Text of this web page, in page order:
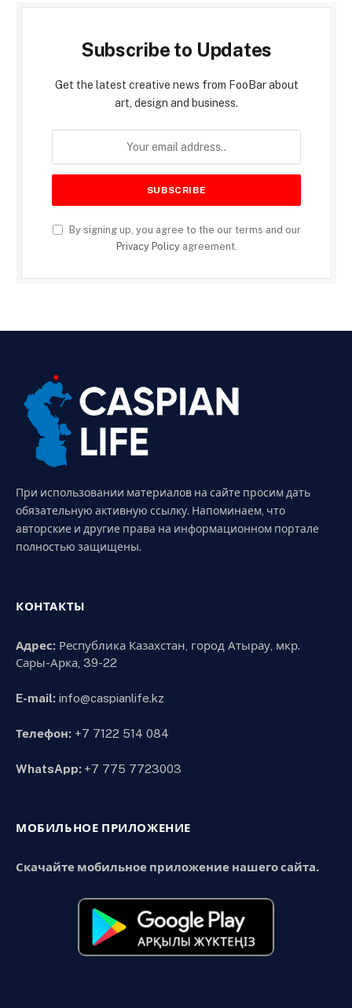
Subscribe to Updates
Get the latest creative news from FooBar about
art, design and business.
By signing up, you agree to the our terms and our
Privacy Policyagreement.
При использовании материалов на сайте просим дать
обязательную активную ссылку. Напоминаем, что
авторские и другие права на информационном портале
полностью защищены.
КОНТАКТЫ
Адрес: Республика Казахстан, город Атырау, мкр.
Сары-Арка, 39-22
E-mail: info@caspianlife.kz
Телефон: +7 7122 514 084
WhatsApp: +7 775 7723003
МОБИЛЬНОЕ ПРИЛОЖЕНИЕ
Скачайте мобильное приложение нашего сайта.